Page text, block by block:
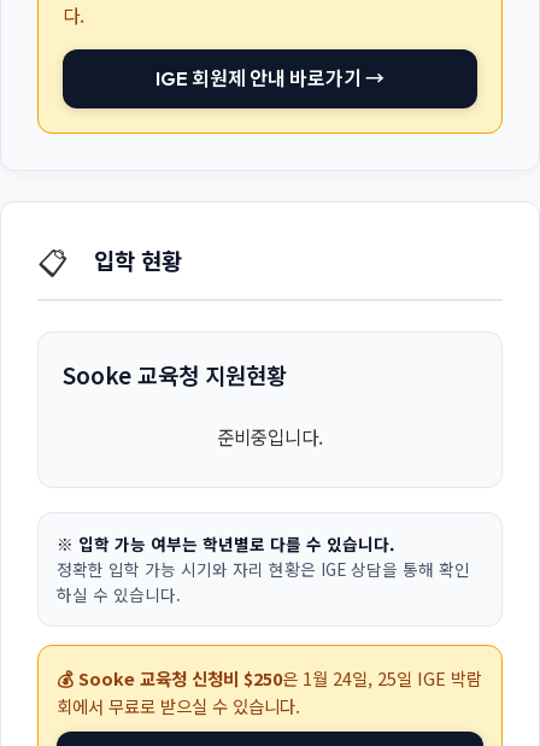
다.
IGE 회원제 안내 바로가기 →
📋 입학 현황
Sooke 교육청 지원현황
준비중입니다.
※ 입학 가능 여부는 학년별로 다를 수 있습니다.
정확한 입학 가능 시기와 자리 현황은 IGE 상담을 통해 확인
하실 수 있습니다.
💰 Sooke 교육청 신청비 $250은 1월 24일, 25일 IGE 박람
회에서 무료로 받으실 수 있습니다.